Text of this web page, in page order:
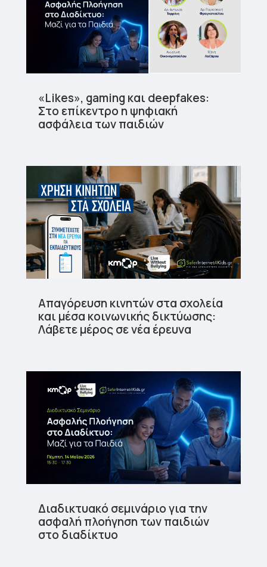
«Likes», gaming και deepfakes:
Στο επίκεντρο η ψηφιακή
ασφάλεια των παιδιών
Απαγόρευση κινητών στα σχολεία
και μέσα κοινωνικής δικτύωσης:
Λάβετε μέρος σε νέα έρευνα
Διαδικτυακό σεμινάριο για την
ασφαλή πλοήγηση των παιδιών
στο διαδίκτυο